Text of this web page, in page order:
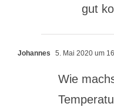
gut
Johannes 5. Mai 2020 um
Wie